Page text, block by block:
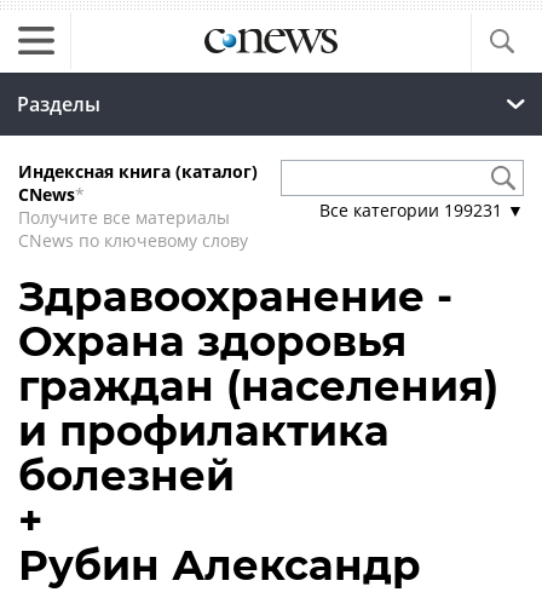
Разделы
Индексная книга (каталог)
CNews*
Получите все материалы
CNews по ключевому слову
Все категории 199231 ▼
Здравоохранение -
Охрана здоровья
граждан (населения)
и профилактика
болезней
+
Рубин Александр